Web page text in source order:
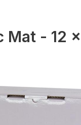
- 12